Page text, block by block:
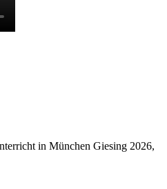
in München Giesing 2026,